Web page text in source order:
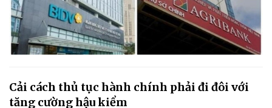
Cải cách thủ tục hành chính phải đi đôi với
tăng cường hậu kiểm